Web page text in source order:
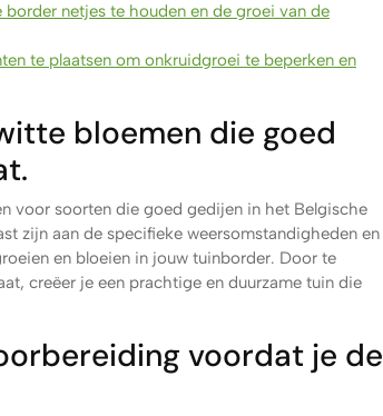
netjes te houden en de groei van de
te plaatsen om onkruidgroei te beperken en
bloemen die goed
voor soorten die goed gedijen in het Belgische
zijn aan de specifieke weersomstandigheden en
en bloeien in jouw tuinborder. Door te
creëer je een prachtige en duurzame tuin die
voordat je de